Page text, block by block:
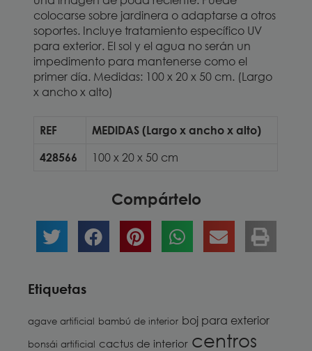
colocarse sobre jardinera o adaptarse a otros
soportes. Incluye tratamiento específico UV
para exterior. El sol y el agua no serán un
impedimento para mantenerse como el
primer día. Medidas: 100 x 20 x 50 cm. (Largo
x ancho x alto)
REF
MEDIDAS (Largo x ancho x alto)
428566
100 x 20 x 50 cm
Compártelo
Etiquetas
agave artificial bambú de interior boj para exterior
bonsái artificial cactus de interior centros